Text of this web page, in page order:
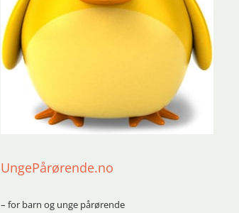
UngePårørende.no
– for barn og unge pårørende